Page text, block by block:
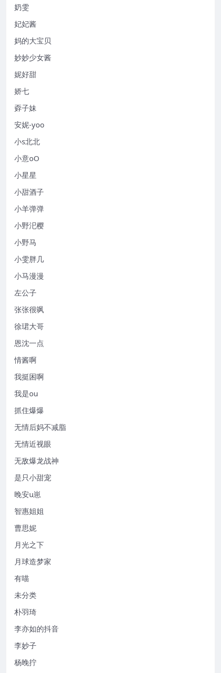
奶雯
妃妃酱
妈的大宝贝
妙妙少女酱
妮好甜
娇七
孬子妹
安妮-yoo
小s北北
小意oO
小星星
小甜酒子
小羊弹弹
小野汜樱
小野马
小雯胖几
小马漫漫
左公子
张张很飒
徐珺大哥
恩沈一点
情酱啊
我挺困啊
我是ou
抓住爆爆
无情后妈不减脂
无情近视眼
无敌爆龙战神
是只小甜宠
晚安u崽
智惠姐姐
曹思妮
月光之下
月球造梦家
有喵
未分类
朴羽琦
李亦如的抖音
李妙子
杨晚拧